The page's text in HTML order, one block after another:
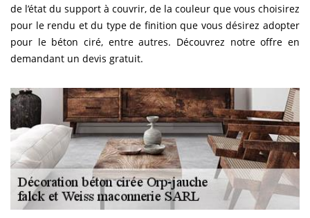
de l’état du support à couvrir, de la couleur que vous choisirez
pour le rendu et du type de finition que vous désirez adopter
pour le béton ciré, entre autres. Découvrez notre offre en
demandant un devis gratuit.